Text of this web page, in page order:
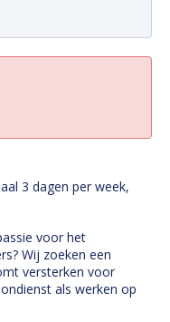
3 dagen per week,
voor het
Wij zoeken een
versterken voor
als werken op